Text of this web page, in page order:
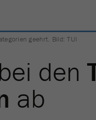
geehrt. Bild: TUI
den
ab